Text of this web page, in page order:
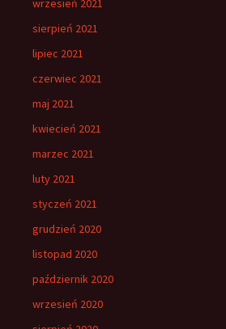
wrzesień 2021
sierpień 2021
lipiec 2021
czerwiec 2021
maj 2021
kwiecień 2021
marzec 2021
luty 2021
styczeń 2021
grudzień 2020
listopad 2020
październik 2020
wrzesień 2020